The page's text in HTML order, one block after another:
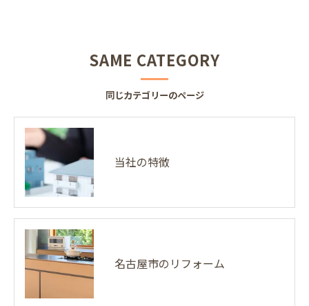
同じカテゴリーのページ
SAME CATEGORY
当社の特徴
名古屋市のリフォーム